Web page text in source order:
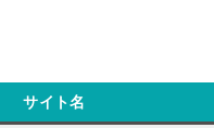
サイト名